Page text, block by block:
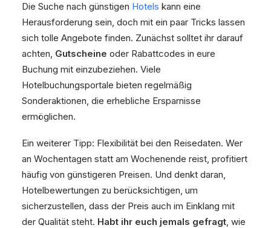
Die Suche nach günstigen Hotels kann eine
Herausforderung sein, doch mit ein paar Tricks lassen
sich tolle Angebote finden. Zunächst solltet ihr darauf
achten, Gutscheine oder Rabattcodes in eure
Buchung mit einzubeziehen. Viele
Hotelbuchungsportale bieten regelmäßig
Sonderaktionen, die erhebliche Ersparnisse
ermöglichen.
Ein weiterer Tipp: Flexibilität bei den Reisedaten. Wer
an Wochentagen statt am Wochenende reist, profitiert
häufig von günstigeren Preisen. Und denkt daran,
Hotelbewertungen zu berücksichtigen, um
sicherzustellen, dass der Preis auch im Einklang mit
der Qualität steht. Habt ihr euch jemals gefragt, wie